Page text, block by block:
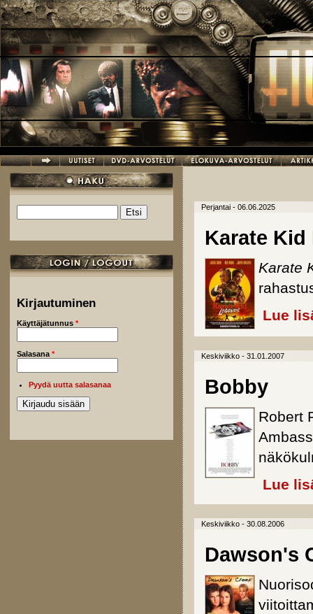
Hyppää pääsisältöön
Hakulomake
Kirjautuminen
Käyttäjätunnus *
Salasana *
Pyydä uutta salasanaa
Perjantai - 06.06.2025
Karate Kid
Karate
Lue
Keskiviikko - 31.01.2007
Bobby
Robert
Lue
Keskiviikko - 30.08.2006
Dawson's